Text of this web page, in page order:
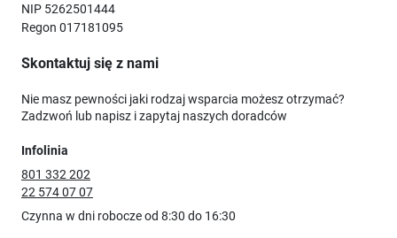
NIP 5262501444
Regon 017181095
Skontaktuj się z nami
Nie masz pewności jaki rodzaj wsparcia możesz otrzymać?
Zadzwoń lub napisz i zapytaj naszych doradców
Infolinia
801 332 202
22 574 07 07
Czynna w dni robocze od 8:30 do 16:30